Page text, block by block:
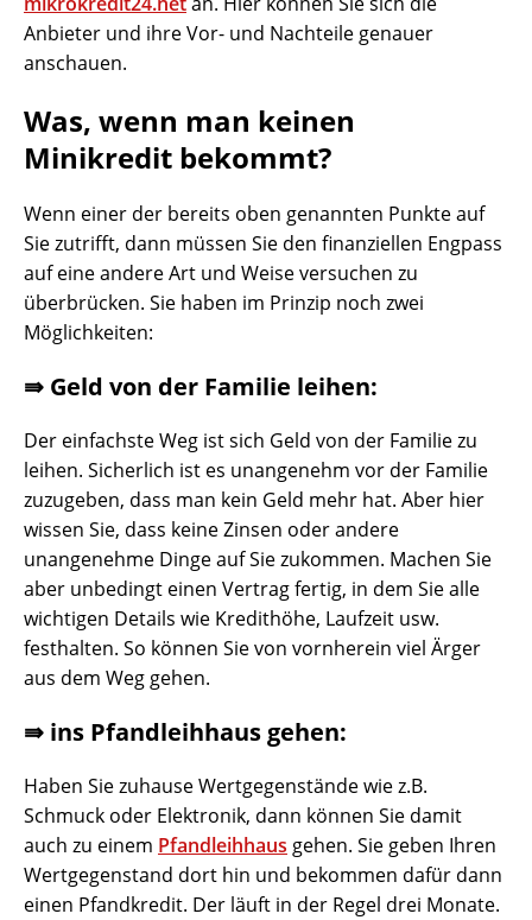
Anbieter und ihre Vor- und Nachteile genauer
anschauen.
Was, wenn man keinen
Minikredit bekommt?
Wenn einer der bereits oben genannten Punkte auf
Sie zutrifft, dann müssen Sie den finanziellen Engpass
auf eine andere Art und Weise versuchen zu
überbrücken. Sie haben im Prinzip noch zwei
Möglichkeiten:
⇛ Geld von der Familie leihen:
Der einfachste Weg ist sich Geld von der Familie zu
leihen. Sicherlich ist es unangenehm vor der Familie
zuzugeben, dass man kein Geld mehr hat. Aber hier
wissen Sie, dass keine Zinsen oder andere
unangenehme Dinge auf Sie zukommen. Machen Sie
aber unbedingt einen Vertrag fertig, in dem Sie alle
wichtigen Details wie Kredithöhe, Laufzeit usw.
festhalten. So können Sie von vornherein viel Ärger
aus dem Weg gehen.
⇛ ins Pfandleihhaus gehen:
Haben Sie zuhause Wertgegenstände wie z.B.
Schmuck oder Elektronik, dann können Sie damit
auch zu einem Pfandleihhaus gehen. Sie geben Ihren
Wertgegenstand dort hin und bekommen dafür dann
einen Pfandkredit. Der läuft in der Regel drei Monate.